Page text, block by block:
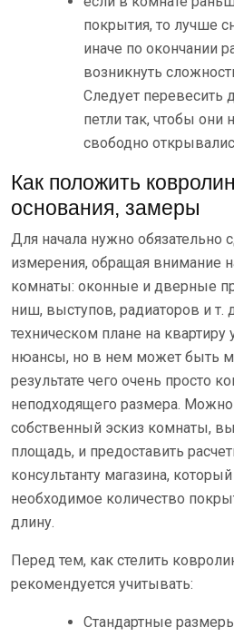
покрытия, то лучше
иначе по окончании
возникнуть
Следует перевесить
петли так, чтобы они
свободно
Как положить
основания, замеры
Для начала нужно обязательно
измерения, обращая внимание
комнаты: оконные и дверные
ниш, выступов, радиаторов и т.
техническом плане на квартиру
нюансы, но в нем может быть
результате чего очень просто
неподходящего размера. Можно
собственный эскиз комнаты,
площадь, и предоставить
консультанту магазина,
необходимое количество
длину.
Перед тем, как стелить
рекомендуется учитывать:
Стандартные